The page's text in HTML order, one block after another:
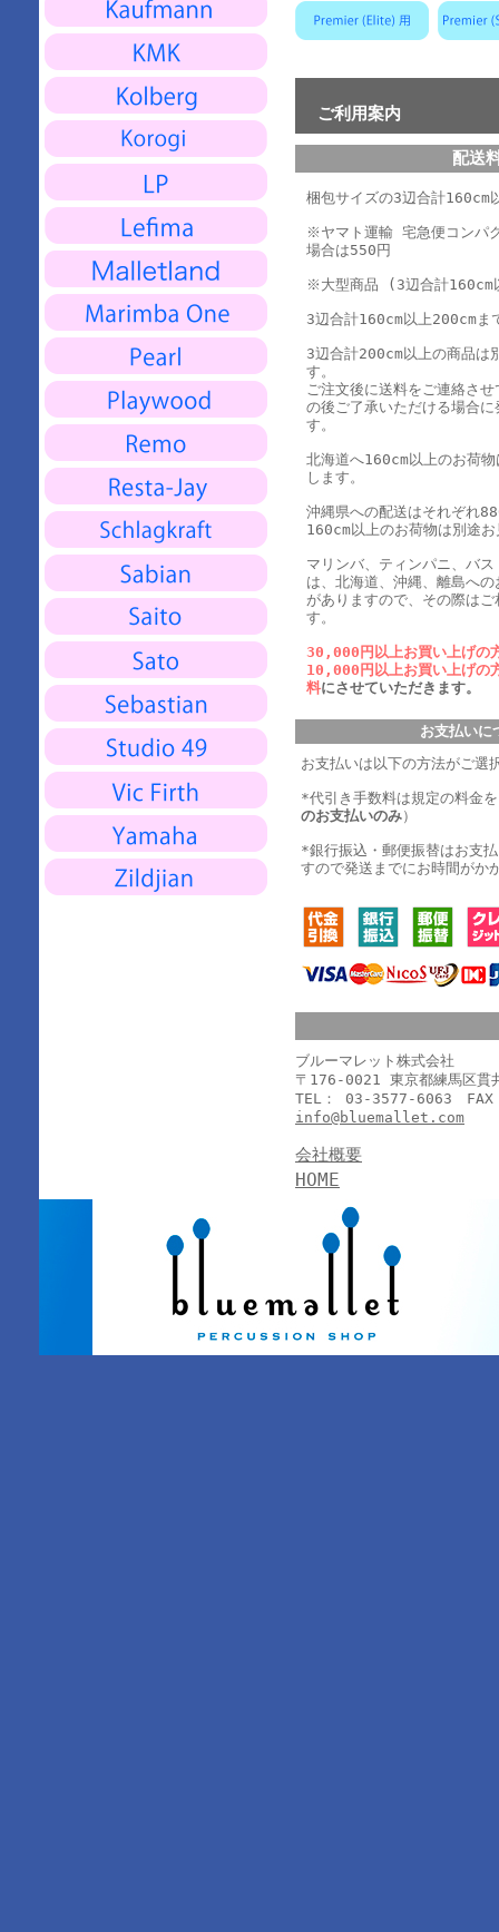
ご利用案内
配送
梱包サイズの3辺合計
※ヤマト運輸 宅急便コンパ
場合は550円
※大型商品 (3辺合計160cm
3辺合計160cm以上200cm
3辺合計200cm以上の商品は
す。
ご注文後に送料をご連絡さ
の後ご了承いただける場合
す。
北海道へ160cm以上のお荷
します。
沖縄県への配送はそれぞれ
160cm以上のお荷物は別途
マリンバ、ティンパニ、バ
は、北海道、沖縄、離島へ
がありますので、その際は
す。
30,000円以上お買い上げの
10,000円以上お買い上げの
料にさせていただきます。
お支払いに
お支払いは以下の方法がご選
*代引き手数料は規定の料金
のお支払いのみ）
*銀行振込・郵便振替はお支
すので発送までにお時間がか
ブルーマレット株式会社
〒176-0021 東京都練馬区貫
TEL： 03-3577-6063
info@bluemallet.com
会社概要
HOME